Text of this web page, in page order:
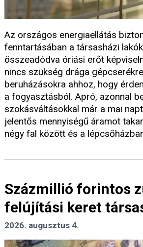
Az országos energiaellátás
fenntartásában a társasházi
összeadódva óriási erőt
nincs szükség drága
beruházásokra ahhoz, hogy
a fogyasztásból. Apró, azonnal
szokásváltásokkal már a mai
jelentős mennyiségű áramot
négy fal között és a
Százmillió forintos
felújítási keret
2026. augusztus 4.